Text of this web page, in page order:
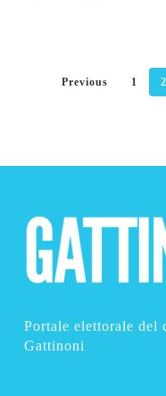
Previous 1 2
Portale elettorale del
Gattinoni